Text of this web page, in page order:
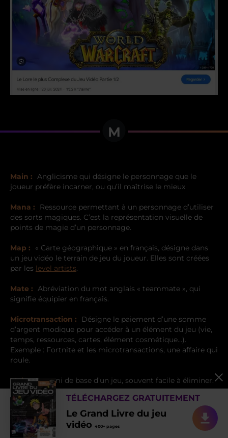
M
Mod : Programme permettant de corriger, compléter ou
modifier le contenu d’un jeu (graphismes améliorés,
niveaux et personnages supplémentaires…). Exemple :
compilation de mods pour Grand Theft Auto V
Main : Anglicisme qui désigne le personnage que le
joueur préfère incarner, ou qu’il maîtrise le mieux
Mana :
Ressource permettant à un personnage d’utiliser
des sorts magiques. C’est la représentation visuelle de
points de magie d’un personnage.
Map :
« Carte géographique » en français, désigne dans
un jeu vidéo le terrain de jeu du joueur. Elles sont créées
par les level artists.
Mate : Abréviation du mot anglais « teammate », qui
signifie équipier en français.
Microtransaction :
Désigne le paiement d’une somme
d’argent modique pour accéder à un élément du jeu (vie,
temps, ressources, cartes, élément cosmétique…).
Exemple : Fortnite et les microtransactions, une affaire qui
roule.
Mob : Ennemi de base d’un jeu, souvent facile à éliminer.
TÉLÉCHARGEZ GRATUITEMENT
Le Grand Livre du jeu
vidéo 400+ pages